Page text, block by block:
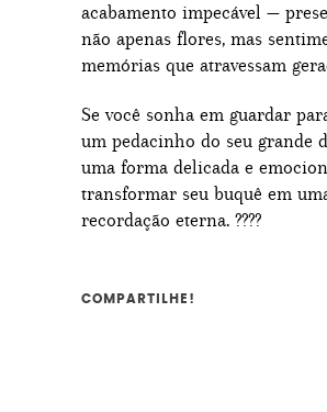
acabamento impecável —
não apenas flores, mas
memórias que atravessam
Se você sonha em guardar
um pedacinho do seu grande
uma forma delicada e
transformar seu buquê em
recordação eterna. ????
COMPARTILHE!